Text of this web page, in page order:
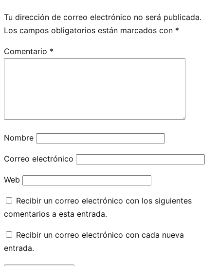
Tu dirección de correo electrónico no será publicada.
Los campos obligatorios están marcados con *
Comentario *
Nombre
Correo electrónico
Web
Recibir un correo electrónico con los siguientes
comentarios a esta entrada.
Recibir un correo electrónico con cada nueva
entrada.